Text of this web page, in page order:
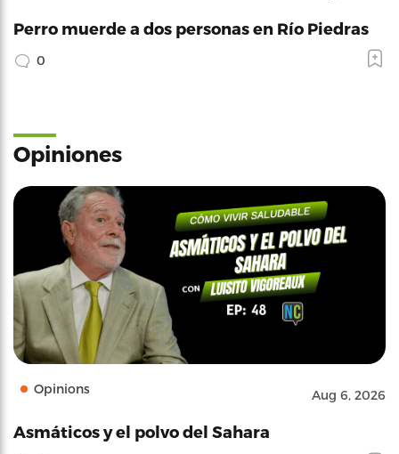
Perro muerde a dos personas en Río Piedras
0
Opiniones
Opinions Aug 6, 2026
Asmáticos y el polvo del Sahara